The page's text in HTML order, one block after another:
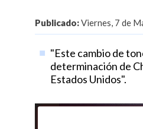
Publicado:Viernes, 7 de
"Este cambio de
determinación de
Estados Unidos".